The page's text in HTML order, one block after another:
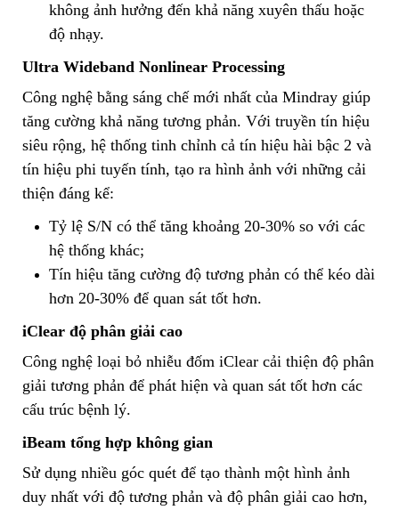
không ảnh hưởng đến khả năng xuyên thấu hoặc
độ nhạy.
Ultra Wideband Nonlinear Processing
Công nghệ bằng sáng chế mới nhất của Mindray giúp
tăng cường khả năng tương phản. Với truyền tín hiệu
siêu rộng, hệ thống tinh chỉnh cả tín hiệu hài bậc 2 và
tín hiệu phi tuyến tính, tạo ra hình ảnh với những cải
thiện đáng kể:
Tỷ lệ S/N có thể tăng khoảng 20-30% so với các
hệ thống khác;
Tín hiệu tăng cường độ tương phản có thể kéo dài
hơn 20-30% để quan sát tốt hơn.
iClear độ phân giải cao
Công nghệ loại bỏ nhiễu đốm iClear cải thiện độ phân
giải tương phản để phát hiện và quan sát tốt hơn các
cấu trúc bệnh lý.
iBeam tổng hợp không gian
Sử dụng nhiều góc quét để tạo thành một hình ảnh
duy nhất với độ tương phản và độ phân giải cao hơn,